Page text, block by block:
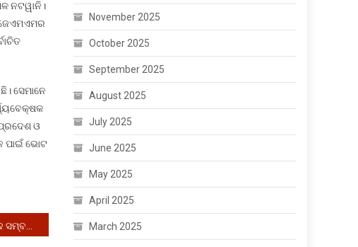
ନଟୱାନି।
ସେମାନେ
ଓ
ଭୋଟ
November 2025
October 2025
September 2025
August 2025
July 2025
June 2025
May 2025
April 2025
March 2025